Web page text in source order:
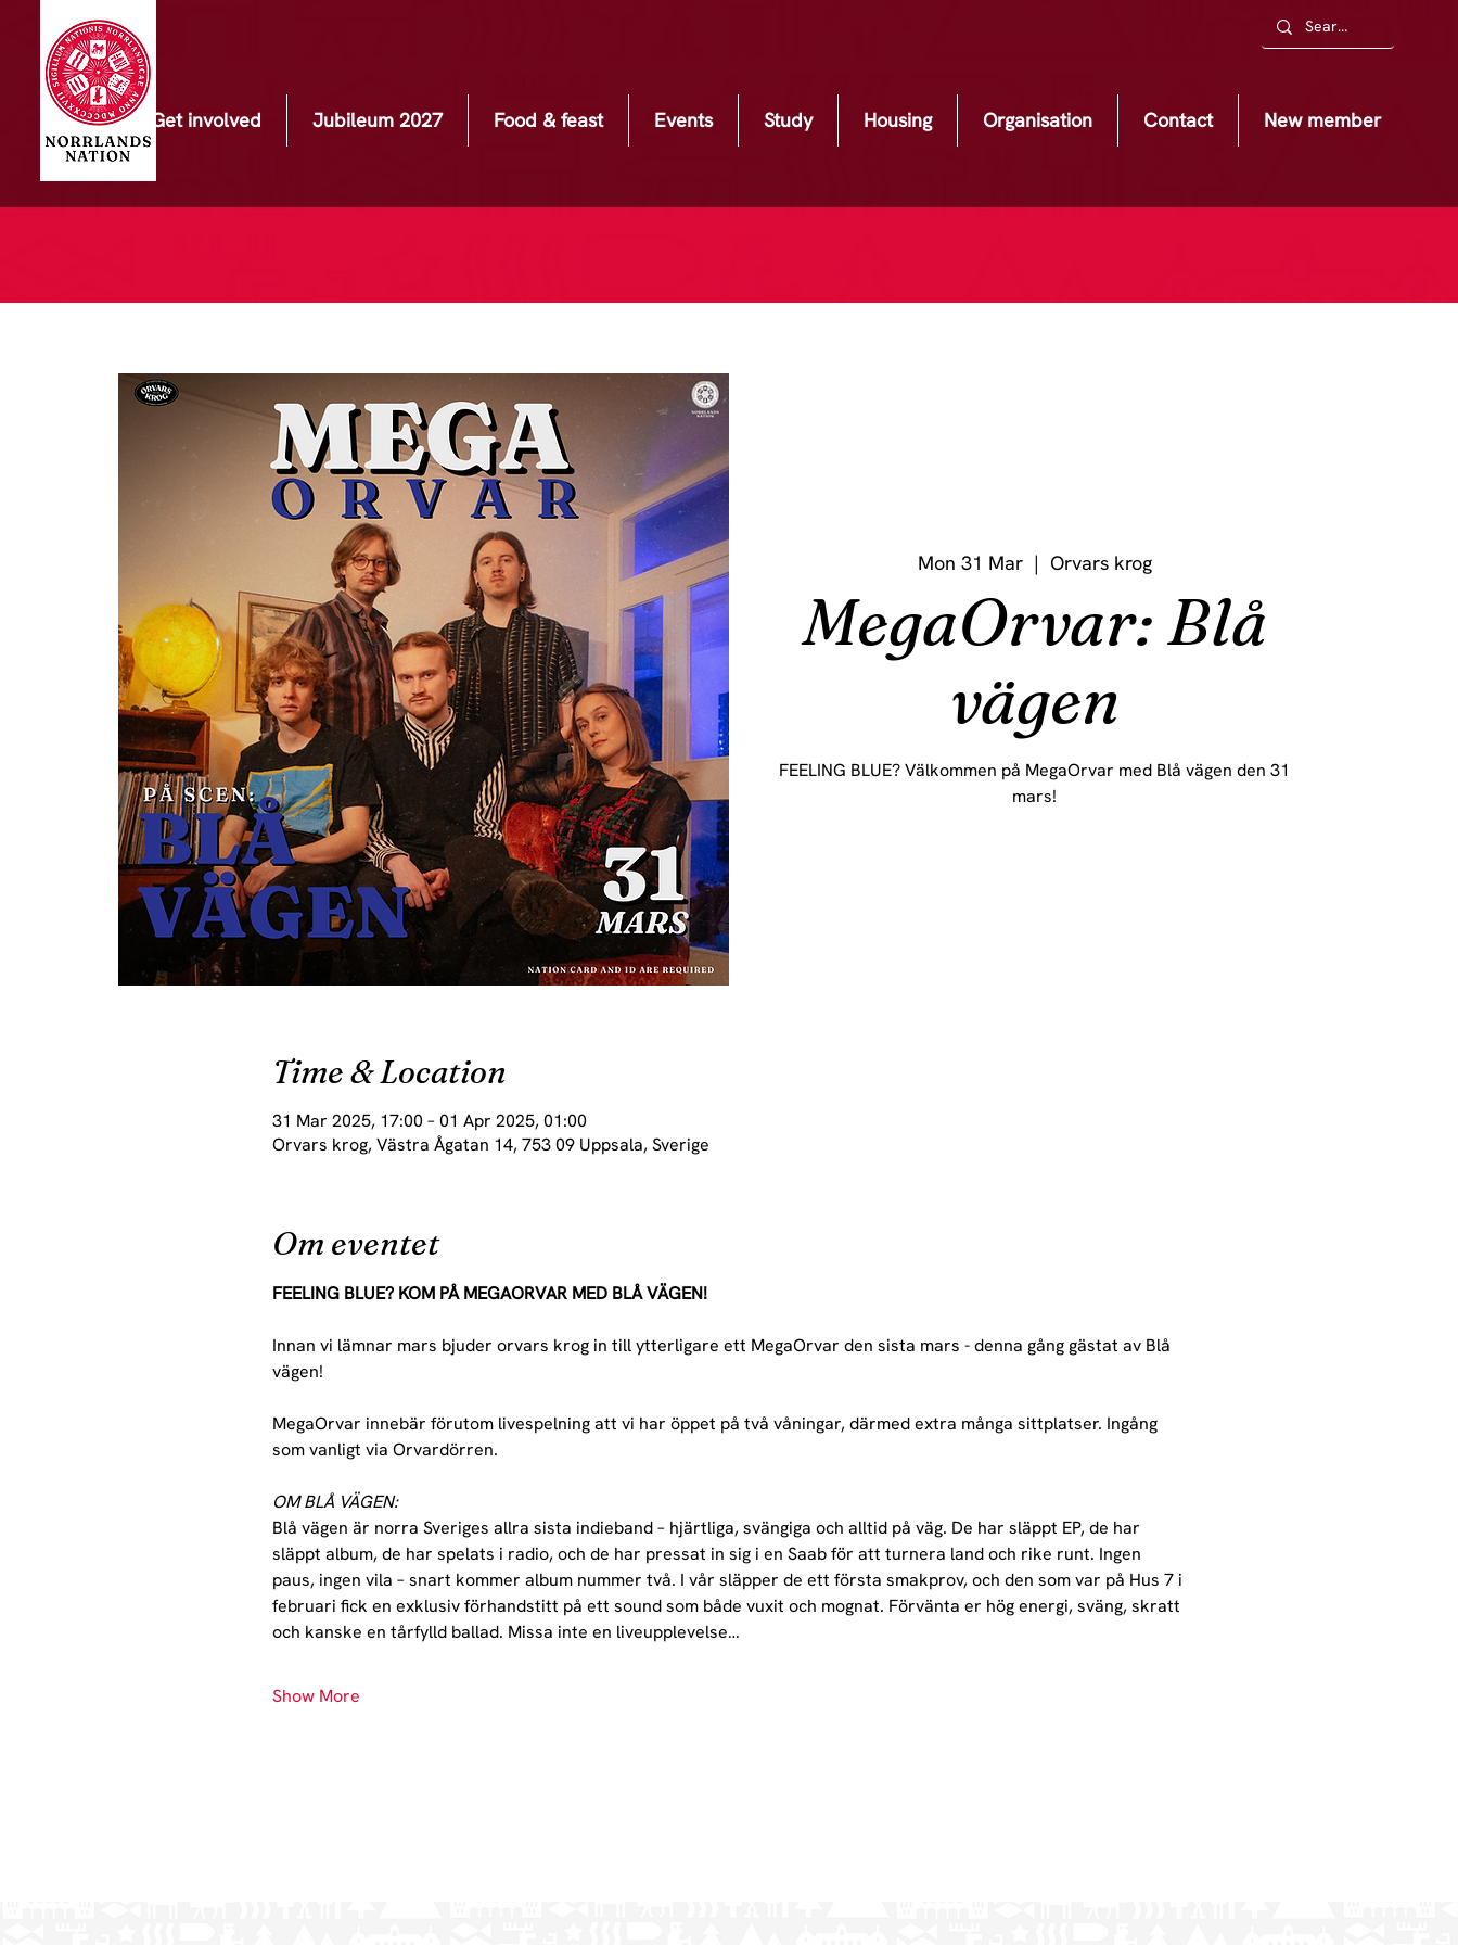
Get involved Jubileum 2027 Food & feast Events Study Housing Organisation Contact New member
Mon 31 Mar
  |
Orvars krog
MegaOrvar: Blå
vägen
FEELING BLUE? Välkommen på MegaOrvar med Blå vägen den 31
mars!
Time & Location
31 Mar 2025, 17:00 – 01 Apr 2025, 01:00
Orvars krog, Västra Ågatan 14, 753 09 Uppsala, Sverige
Om eventet
FEELING BLUE? KOM PÅ MEGAORVAR MED BLÅ VÄGEN!
Innan vi lämnar mars bjuder orvars krog in till ytterligare ett MegaOrvar den sista mars - denna gång gästat av Blå
vägen!
MegaOrvar innebär förutom livespelning att vi har öppet på två våningar, därmed extra många sittplatser. Ingång
som vanligt via Orvardörren.
OM BLÅ VÄGEN:
Blå vägen är norra Sveriges allra sista indieband – hjärtliga, svängiga och alltid på väg. De har släppt EP, de har
släppt album, de har spelats i radio, och de har pressat in sig i en Saab för att turnera land och rike runt. Ingen
paus, ingen vila – snart kommer album nummer två. I vår släpper de ett första smakprov, och den som var på Hus 7 i
februari fick en exklusiv förhandstitt på ett sound som både vuxit och mognat. Förvänta er hög energi, sväng, skratt
och kanske en tårfylld ballad. Missa inte en liveupplevelse…
Show More